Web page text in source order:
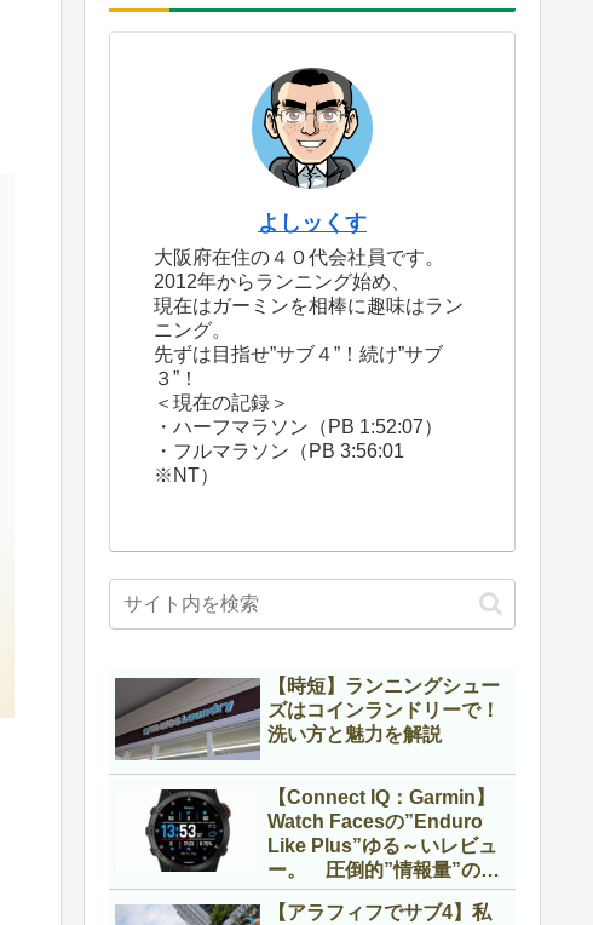
よしッくす
大阪府在住の４０代会社員です。
2012年からランニング始め、
現在はガーミンを相棒に趣味はラン
ニング。
先ずは目指せ”サブ４”！続け”サブ
３”！
＜現在の記録＞
・ハーフマラソン（PB 1:52:07）
・フルマラソン（PB 3:56:01
※NT）
【時短】ランニングシュー
ズはコインランドリーで！
洗い方と魅力を解説
【Connect IQ：Garmin】
Watch Facesの”Enduro
Like Plus”ゆる～いレビュ
ー。 圧倒的”情報量”のウ
ォッチフェイス！
【アラフィフでサブ4】私